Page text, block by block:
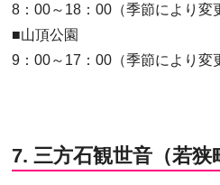
8：00～18：00（季節により変
■山頂公園
9：00～17：00（季節により変
7. 三方石観世音（若狭